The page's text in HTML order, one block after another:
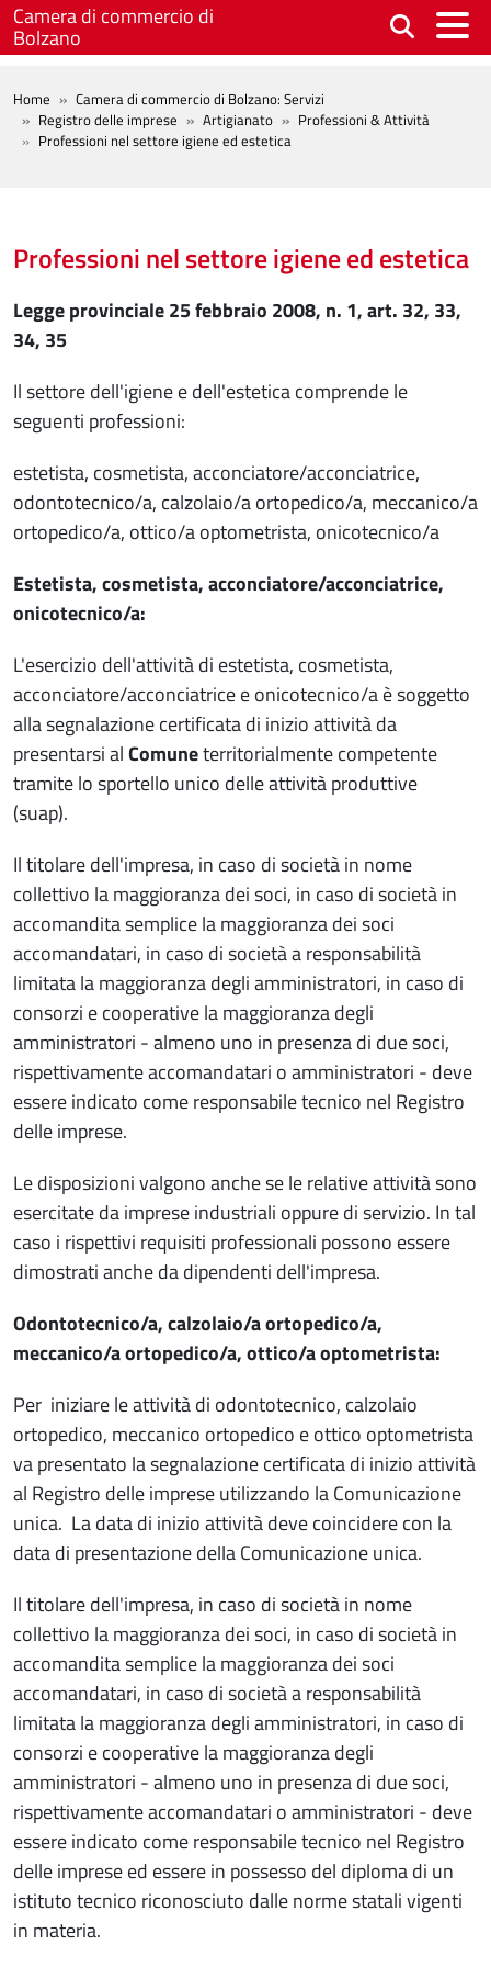
Salta al contenuto principale
Camera di commercio di
Bolzano
BREADCRUMB
Home
Camera di commercio di Bolzano: Servizi
Registro delle imprese
Artigianato
Professioni & Attività
Professioni nel settore igiene ed estetica
Professioni nel settore igiene ed estetica
Legge provinciale 25 febbraio 2008, n. 1, art. 32, 33,
34, 35
Il settore dell'igiene e dell'estetica comprende le
seguenti professioni:
estetista, cosmetista, acconciatore/acconciatrice,
odontotecnico/a, calzolaio/a ortopedico/a, meccanico/a
ortopedico/a, ottico/a optometrista, onicotecnico/a
Estetista, cosmetista, acconciatore/acconciatrice,
onicotecnico/a:
L'esercizio dell'attività di estetista, cosmetista,
acconciatore/acconciatrice e onicotecnico/a è soggetto
alla segnalazione certificata di inizio attività da
presentarsi alComuneterritorialmente competente
tramite lo sportello unico delle attività produttive
(suap).
Il titolare dell'impresa, in caso di società in nome
collettivo la maggioranza dei soci, in caso di società in
accomandita semplice la maggioranza dei soci
accomandatari, in caso di società a responsabilità
limitata la maggioranza degli amministratori, in caso di
consorzi e cooperative la maggioranza degli
amministratori - almeno uno in presenza di due soci,
rispettivamente accomandatari o amministratori - deve
essere indicato come responsabile tecnico nel Registro
delle imprese.
Le disposizioni valgono anche se le relative attività sono
esercitate da imprese industriali oppure di servizio. In tal
caso i rispettivi requisiti professionali possono essere
dimostrati anche da dipendenti dell'impresa.
Odontotecnico/a, calzolaio/a ortopedico/a,
meccanico/a ortopedico/a, ottico/a optometrista:
Per iniziare le attività di odontotecnico, calzolaio
ortopedico, meccanico ortopedico e ottico optometrista
va presentato la segnalazione certificata di inizio attività
al Registro delle imprese utilizzando la Comunicazione
unica. La data di inizio attività deve coincidere con la
data di presentazione della Comunicazione unica.
Il titolare dell'impresa, in caso di società in nome
collettivo la maggioranza dei soci, in caso di società in
accomandita semplice la maggioranza dei soci
accomandatari, in caso di società a responsabilità
limitata la maggioranza degli amministratori, in caso di
consorzi e cooperative la maggioranza degli
amministratori - almeno uno in presenza di due soci,
rispettivamente accomandatari o amministratori - deve
essere indicato come responsabile tecnico nel Registro
delle imprese ed essere in possesso del diploma di un
istituto tecnico riconosciuto dalle norme statali vigenti
in materia.